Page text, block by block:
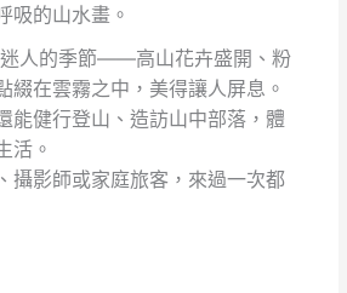
吸的山水畫。
人的季節——高山花卉盛開、粉
綴在雲霧之中，美得讓人屏息。
能健行登山、造訪山中部落，體
活。
攝影師或家庭旅客，來過一次都